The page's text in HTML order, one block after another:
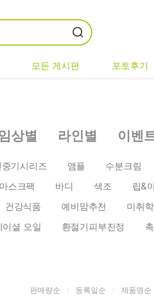
모든 게시판 포토후기
EGF/FGF/IGF
콜라겐
히알루론산
병풀/센텔라
판테놀
중성
지성
복합성
민감성
상별 라인별 이벤
중기시리즈 앰플 수분크림
마스크팩 바디 색조 립&
건강식품 예비맘추천 미취
이셜 오일 환절기피부진정
판매량순 등록일순 제품명순